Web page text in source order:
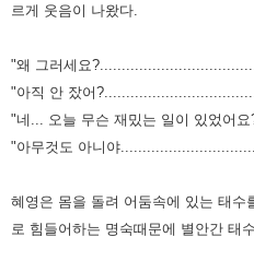
르게 웃음이 나왔다.
"왜 그러세요
"아직 안 잤어
"네... 오늘 무슨 재밌는 일이 있었어
"아무것도 아니야
혜영은 몸을 돌려 어둠속에 있는 태수
로 힘들어하는 명숙때문에 별안간 태